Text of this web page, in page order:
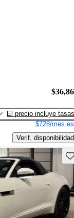
El precio incluye tasas
$728/mes
Verif. disponibilidad